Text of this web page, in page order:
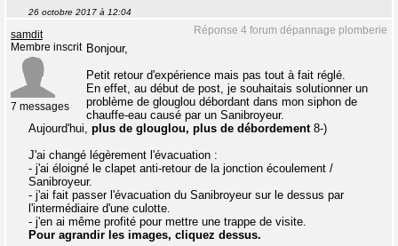
26 octobre 2017 à 12:04
Réponse 4 forum dépannage plomberie
samdit
Membre inscrit
7 messages
Bonjour,
Petit retour d'expérience mais pas tout à fait réglé.
En effet, au début de post, je souhaitais solutionner un
problème de glouglou débordant dans mon siphon de
chauffe-eau causé par un Sanibroyeur.
Aujourd'hui, plus de glouglou, plus de débordement8-)
J'ai changé légèrement l'évacuation :
- j'ai éloigné le clapet anti-retour de la jonction écoulement /
Sanibroyeur.
- j'ai fait passer l'évacuation du Sanibroyeur sur le dessus par
l'intermédiaire d'une culotte.
- j'en ai même profité pour mettre une trappe de visite.
Pour agrandir les images, cliquez dessus.